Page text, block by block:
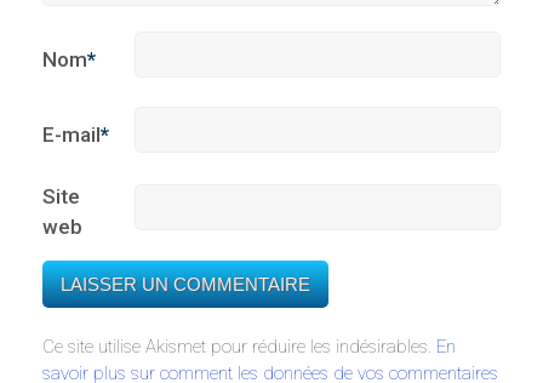
Nom*
E-mail*
Site
web
Ce site utilise Akismet pour réduire les indésirables. En
savoir plus sur comment les données de vos commentaires